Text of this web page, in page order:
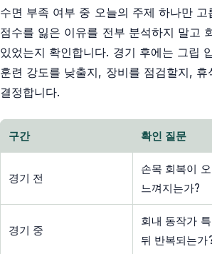
수면 부족 여부 중 오늘의 주제 하나만 고
점수를 잃은 이유를 전부 분석하지 말고
있었는지 확인합니다. 경기 후에는 그립
훈련 강도를 낮출지, 장비를 점검할지, 휴
결정합니다.
구간 확인 질문
경기 전
손목 회복이
느껴지는가?
경기 중
회내 동작가
뒤 반복되는가